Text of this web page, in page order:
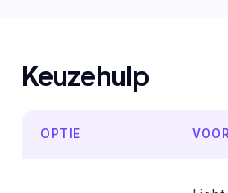
Keuzehulp
OPTIE